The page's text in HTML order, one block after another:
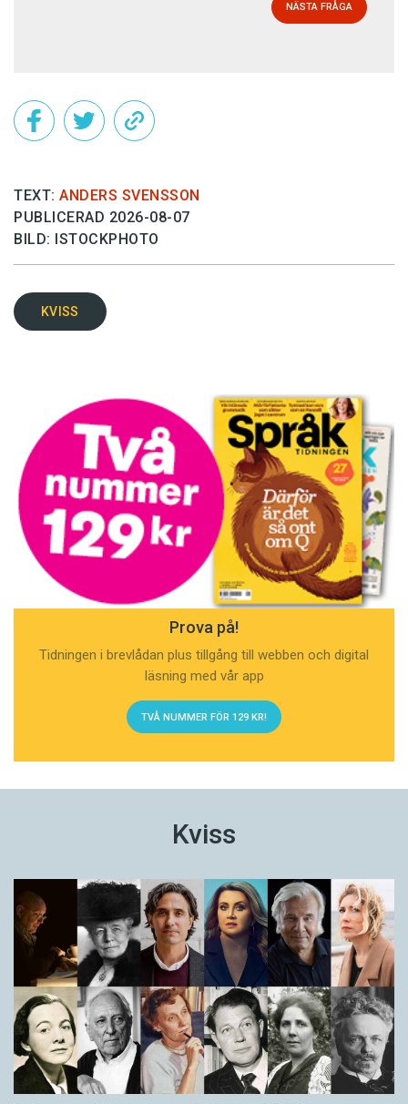
NÄSTA FRÅGA
TEXT: ANDERS SVENSSON
PUBLICERAD 2026-08-07
BILD: ISTOCKPHOTO
KVISS
Prova på!
Tidningen i brevlådan plus tillgång till webben och digital
läsning med vår app
TVÅ NUMMER FÖR 129 KR!
Kviss